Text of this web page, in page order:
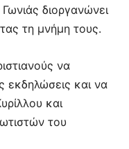
διοργανώνει
τη μνήμη τους.
να
εκδηλώσεις και να
και
του